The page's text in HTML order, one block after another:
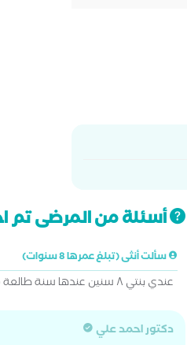
أسئلة من المرضى تم
سألت أنثى (تبلغ عمرها 8 سنوات)
عندي بنتي ٨ سنين عندها سنة طالعة معوجة ممكن إفادة
دكتور احمد علي